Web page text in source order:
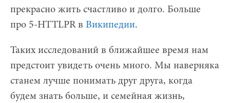
прекрасно жить счастливо и долго. Больше
про 5-HTTLPR в Википедии.
Таких исследований в ближайшее время нам
предстоит увидеть очень много. Мы наверняка
станем лучше понимать друг друга, когда
будем знать больше, и семейная жизнь,